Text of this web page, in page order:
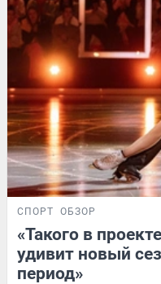
СПОРТ ОБЗОР
«Такого в
удивит новый
период»